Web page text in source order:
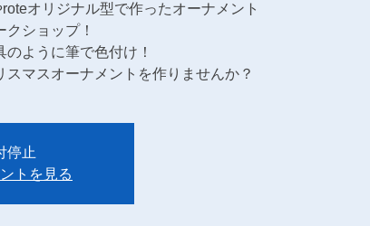
オリジナル型で作ったオーナメント
クショップ！
ように筆で色付け！
マスオーナメントを作りませんか？
停止
トを見る